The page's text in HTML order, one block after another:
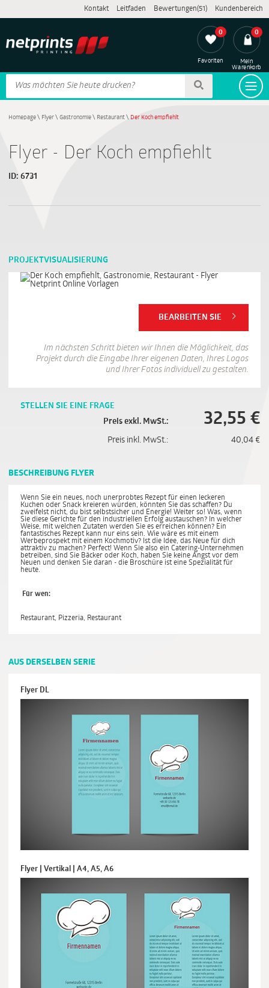
Kontakt Leitfaden Bewertungen(51) Kundenbereich
0
Favoriten
0
Mein
Warenkorb
Homepage\ Flyer\ Gastronomie\ Restaurant\ Der Koch empfiehlt
Flyer - Der Koch empfiehlt
ID: 6731
PROJEKTVISUALISIERUNG
BEARBEITEN SIE
Im nächsten Schritt bieten wir Ihnen die Möglichkeit, das
Projekt durch die Eingabe Ihrer eigenen Daten, Ihres Logos
und Ihrer Fotos individuell zu gestalten.
STELLEN SIE EINE FRAGE
Preis exkl. MwSt.:
32,55 €
Preis inkl. MwSt.: 40,04 €
BESCHREIBUNG FLYER
Wenn Sie ein neues, noch unerprobtes Rezept für einen leckeren
Kuchen oder Snack kreieren würden, könnten Sie das schaffen? Du
zweifelst nicht, du bist selbstsicher und Energie! Weiter so! Was, wenn
Sie diese Gerichte für den industriellen Erfolg austauschen? In welcher
Weise, mit welchen Zutaten werden Sie es erreichen können? Ein
fantastisches Rezept kann nur eins sein. Wie wäre es mit einem
Werbeprospekt mit einem Kochmotiv? Ist die Idee, das Neue für dich
attraktiv zu machen? Perfect! Wenn Sie also ein Catering-Unternehmen
betreiben, sind Sie Bäcker oder Koch, haben Sie keine Angst vor dem
Neuen und denken Sie daran - die Broschüre ist eine Spezialität für
heute.
Für wen:
Restaurant, Pizzeria, Restaurant
AUS DERSELBEN SERIE
Flyer DL
Flyer | Vertikal | A4, A5, A6